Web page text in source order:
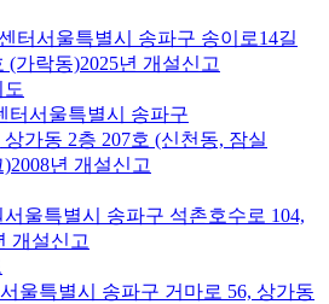
터서울특별시 송파구 송이로14길
(가락동)2025년 개설신고
도
터서울특별시 송파구
가동 2층 207호 (신천동, 잠실
)2008년 개설신고
서울특별시 송파구 석촌호수로 104,
개설신고
서울특별시 송파구 거마로 56, 상가동